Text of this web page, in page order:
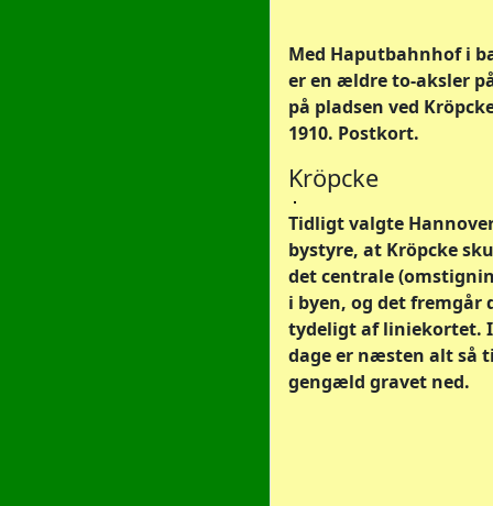
Med Haputbahnhof i
er en ældre to-aksler
på pladsen ved
1910. Postkort.
Kröpcke
Tidligt valgte
bystyre, at Kröpcke
det centrale
i byen, og det fremgår
tydeligt af liniekortet.
dage er næsten alt så
gengæld gravet ned.